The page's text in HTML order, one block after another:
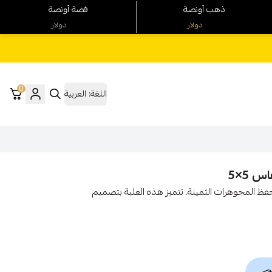
اللغة: العربية 0
مع علبة حلق صغيرة 5×5، المثالية لحفظ المجوهرات الثمينة. تتميز هذه العلبة بتصميم
فضة أونصة
دولار
ذهب أونصة
دولار